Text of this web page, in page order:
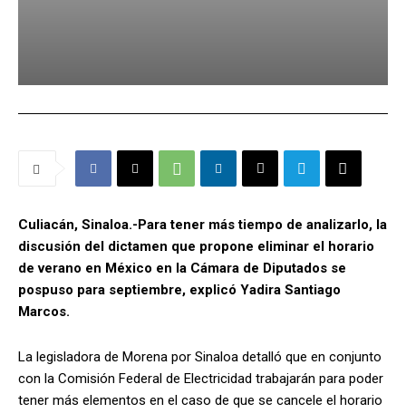
Culiacán, Sinaloa.-Para tener más tiempo de analizarlo, la
discusión del dictamen que propone eliminar el horario
de verano en México en la Cámara de Diputados se
pospuso para septiembre, explicó Yadira Santiago
Marcos.
La legisladora de Morena por Sinaloa detalló que en conjunto
con la Comisión Federal de Electricidad trabajarán para poder
tener más elementos en el caso de que se cancele el horario